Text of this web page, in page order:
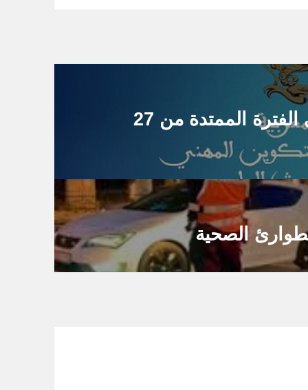
رسميا : إقرار عطلة دراسية في الفترة الممتدة من 27